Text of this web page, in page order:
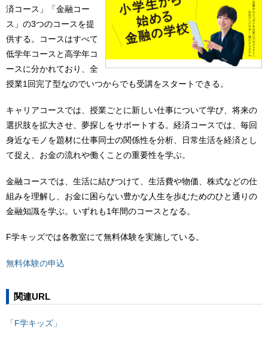
済コース」「金融コー
ス」の3つのコースを提
供する。コースはすべて
低学年コースと高学年コ
ースに分かれており、全
授業1回完了型なのでいつからでも受講をスタートできる。
キャリアコースでは、授業ごとに新しい仕事について学び、将来の
選択肢を拡大させ、夢探しをサポートする。経済コースでは、毎回
身近なモノを題材に仕事同士の関係性を分析、日常生活を経済とし
て捉え、お金の流れや働くことの重要性を学ぶ。
金融コースでは、生活に結びつけて、生活費や物価、株式などの仕
組みを理解し、お金に困らない豊かな人生を歩むためのひと通りの
金融知識を学ぶ。いずれも1年間のコースとなる。
F学キッズでは各教室にて無料体験を実施している。
無料体験の申込
関連URL
「F学キッズ」